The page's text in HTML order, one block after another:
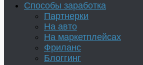
Способы заработка
Партнерки
На авто
На маркетплейсах
Фриланс
Блоггинг